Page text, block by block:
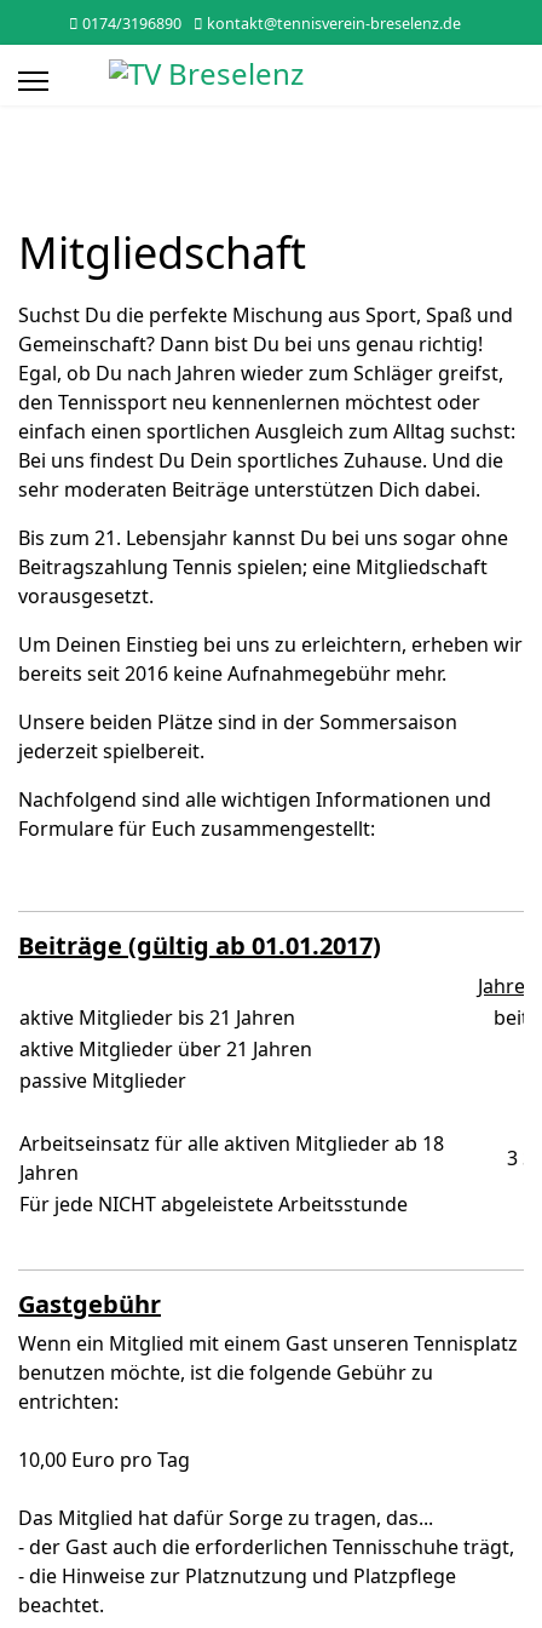
0174/3196890 kontakt@tennisverein-breselenz.de
Mitgliedschaft
Suchst Du die perfekte Mischung aus Sport, Spaß und
Gemeinschaft? Dann bist Du bei uns genau richtig!
Egal, ob Du nach Jahren wieder zum Schläger greifst,
den Tennissport neu kennenlernen möchtest oder
einfach einen sportlichen Ausgleich zum Alltag suchst:
Bei uns findest Du Dein sportliches Zuhause. Und die
sehr moderaten Beiträge unterstützen Dich dabei.
Bis zum 21. Lebensjahr kannst Du bei uns sogar ohne
Beitragszahlung Tennis spielen; eine Mitgliedschaft
vorausgesetzt.
Um Deinen Einstieg bei uns zu erleichtern, erheben wir
bereits seit 2016 keine Aufnahmegebühr mehr.
Unsere beiden Plätze sind in der Sommersaison
jederzeit spielbereit.
Nachfolgend sind alle wichtigen Informationen und
Formulare für Euch zusammengestellt:
Beiträge (gültig ab 01.01.2017)
aktive Mitglieder bis 21 Jahren
aktive Mitglieder über 21 Jahren
passive Mitglieder
Arbeitseinsatz für alle aktiven Mitglieder ab 18
Jahren
3
Für jede NICHT abgeleistete Arbeitsstunde
Gastgebühr
Wenn ein Mitglied mit einem Gast unseren Tennisplatz
benutzen möchte, ist die folgende Gebühr zu
entrichten:
10,00 Euro pro Tag
Das Mitglied hat dafür Sorge zu tragen, das...
- der Gast auch die erforderlichen Tennisschuhe trägt,
- die Hinweise zur Platznutzung und Platzpflege
beachtet.